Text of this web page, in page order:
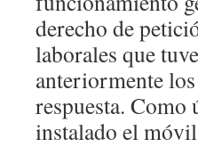
derecho de
laborales que
anteriormente
respuesta. Como
instalado el